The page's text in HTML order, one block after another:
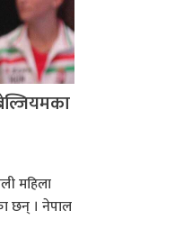
महिला
छन् । नेपाल